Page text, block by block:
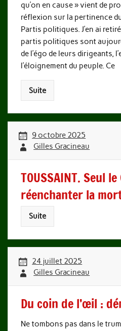
qu’on en cause » vient de
réflexion sur la pertinence
Partis politiques. J’en ai
partis politiques sont
de l’égo de leurs dirigeants,
l’éloignement du peuple. Ce
Suite
9 octobre 2025
Gilles Gracineau
TOUSSAINT. Seul
réenchanter la
Suite
24 juillet 2025
Gilles Gracineau
Du coin de l’œil :
Ne tombons pas dans le